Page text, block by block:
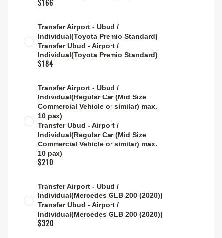
$166
Transfer Airport - Ubud /
Individual(Toyota Premio Standard)
Transfer Ubud - Airport /
Individual(Toyota Premio Standard)
$184
Transfer Airport - Ubud /
Individual(Regular Car (Mid Size
Commercial Vehicle or similar) max.
10 pax)
Transfer Ubud - Airport /
Individual(Regular Car (Mid Size
Commercial Vehicle or similar) max.
10 pax)
$210
Transfer Airport - Ubud /
Individual(Mercedes GLB 200 (2020))
Transfer Ubud - Airport /
Individual(Mercedes GLB 200 (2020))
$320